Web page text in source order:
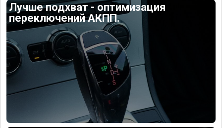
Лучше подхват - оптимизация
переключений АКПП.